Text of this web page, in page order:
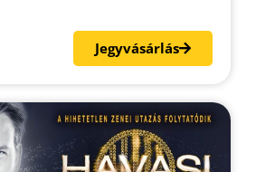
Jegyvásárlás